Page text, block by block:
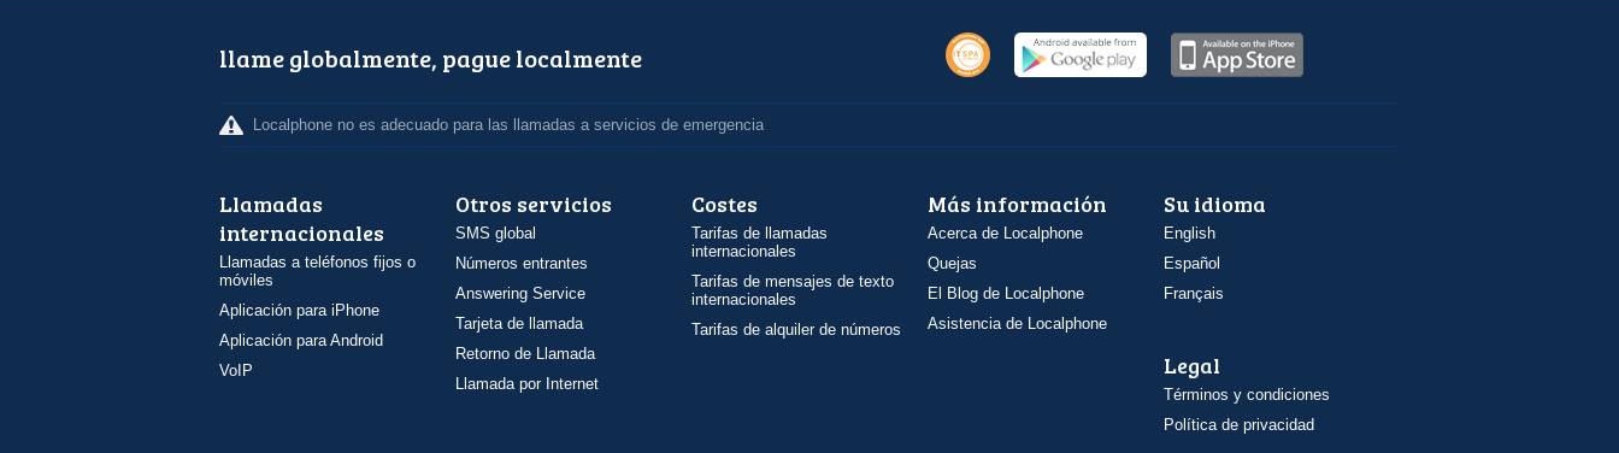
llame globalmente, pague localmente
Localphone no es adecuado para las llamadas a servicios de emergencia
Llamadas
internacionales
Llamadas a teléfonos fijos o
móviles
Aplicación para iPhone
Aplicación para Android
VoIP
Otros servicios
SMS global
Números entrantes
Answering Service
Tarjeta de llamada
Retorno de Llamada
Llamada por Internet
Costes
Tarifas de llamadas
internacionales
Tarifas de mensajes de texto
internacionales
Tarifas de alquiler de números
Más información
Acerca de Localphone
Quejas
El Blog de Localphone
Asistencia de Localphone
Su idioma
English
Español
Français
Legal
Términos y condiciones
Política de privacidad